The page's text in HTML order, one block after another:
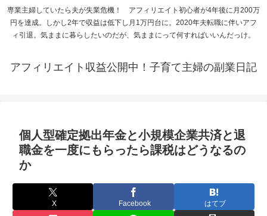
専業主婦していたら夫が失業危機！ アフィリエイト初心者が4年後に月200万
円を達成。しかし2年で収益は低下し月1万円台に。2020年夫転職に伴いアフ
ィ引退。気ままに暮らしたいのだが、気ままにって何すればいいんだっけ。
アフィリエイト収益公開中！子育て主婦の副業日記
個人型確定拠出年金と小規模企業共済と退
職金を一度にもらったら課税はどうなるの
か
X Facebook はてブ